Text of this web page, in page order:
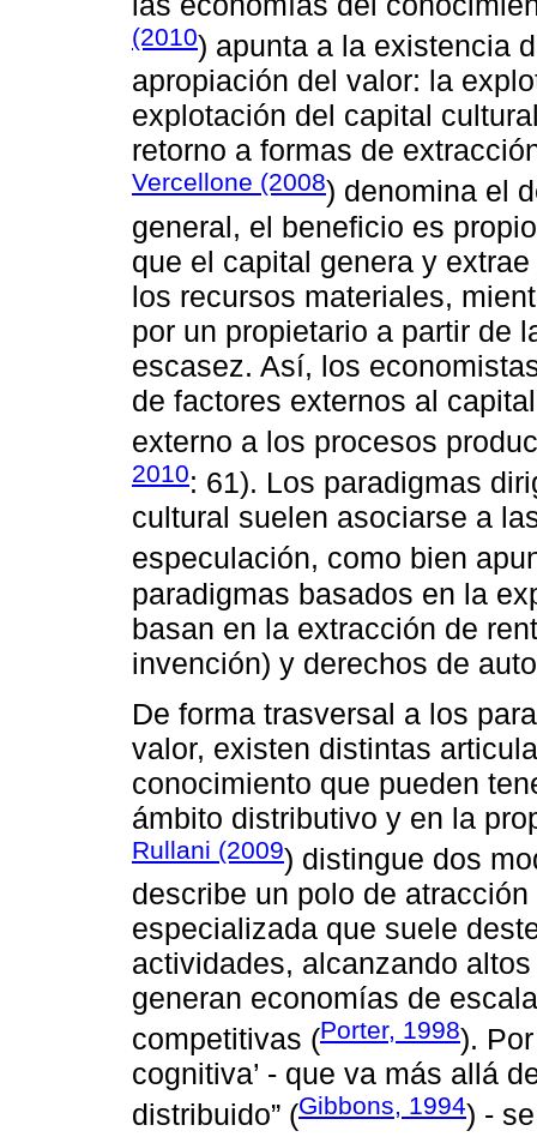
(2010) apunta a la existencia
apropiación del valor: la
explotación del capital
retorno a formas de
Vercellone (2008) denomina el
general, el beneficio es
que el capital genera y
los recursos materiales,
por un propietario a partir de
escasez. Así, los
de factores externos al
externo a los procesos
2010: 61). Los paradigmas
cultural suelen asociarse a
especulación, como bien
paradigmas basados en la
basan en la extracción de
invención) y derechos de
De forma trasversal a los
valor, existen distintas
conocimiento que pueden
ámbito distributivo y en la
Rullani (2009) distingue dos
describe un polo de
especializada que suele
actividades, alcanzando
generan economías de
competitivas (Porter, 1998).
cognitiva’ - que va más allá
distribuido” (Gibbons, 1994) -